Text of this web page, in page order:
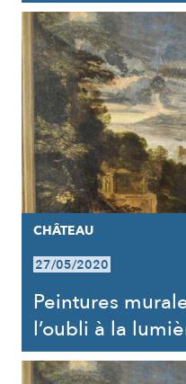
CHÂTEAU
27/05/2020
Peintures
l’oubli à la